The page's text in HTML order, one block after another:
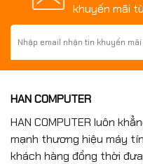
khuyến mãi
HAN COMPUTER
HAN COMPUTER luôn
mạnh thương hiệu máy
khách hàng đồng thời